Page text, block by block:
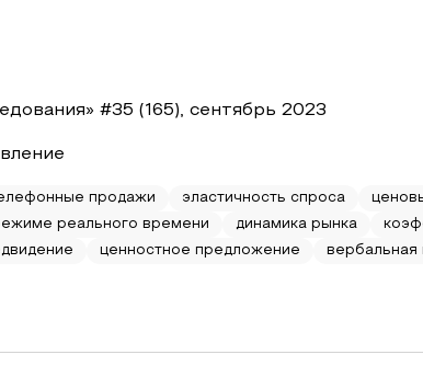
#35 (165), сентябрь 2023
продажи эластичность спроса
реального времени
динамика рынка
ценностное предложение вербальная